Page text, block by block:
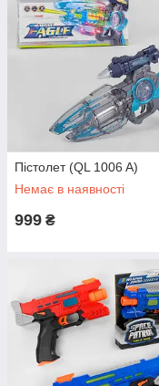
Пістолет (QL 1006 A)
Немає в наявності
999 ₴